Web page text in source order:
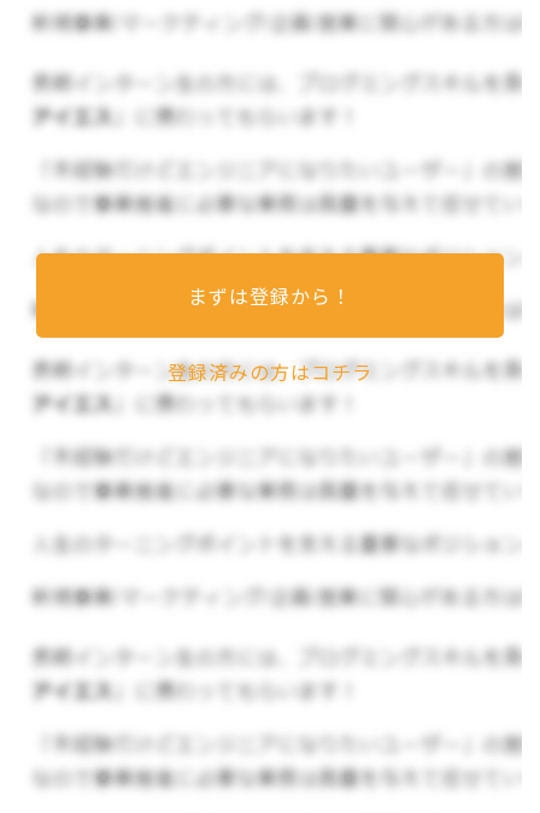
向いている人
※全てを満たしている必要はありません
・与えられるだけではなく、自分から提案してい
きたいタイプ
たい！」に一致している人
・実は・・・とても活躍したいタイプの人
・周囲の人の能力を引き出していくのが得意な人
など
歓迎する経験やスキル
・主体的に取り組める方
・普段からSNSで情報を発信している方
まずは登録から！
登録済みの方はコチラ